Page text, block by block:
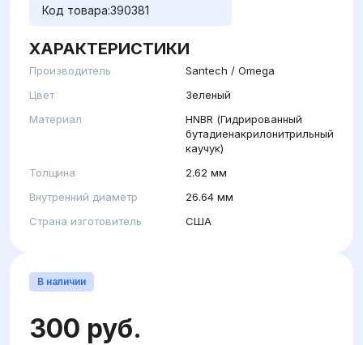
Код товара:390381
ХАРАКТЕРИСТИКИ
Производитель
Santech / Omega
Цвет
Зеленый
Материал
HNBR (Гидрированный
бутадиенакрилонитрильный
каучук)
Толщина
2.62 мм
Внутренний диаметр
26.64 мм
Страна изготовитель
США
В наличии
300 руб.